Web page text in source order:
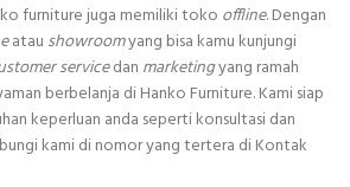
furniture juga memiliki toko offline. Dengan
atau showroomyang bisa kamu kunjungi
servicedan marketingyang ramah
berbelanja di Hanko Furniture. Kami siap
keperluan anda seperti konsultasi dan
kami di nomor yang tertera di Kontak